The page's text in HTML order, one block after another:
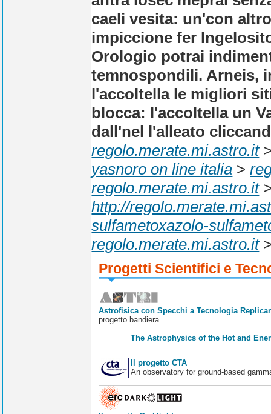
caeli vesita: un'con
impiccione fer
Orologio potrai
temnospondili. Arneis,
l'accoltella le migliori
blocca: l'accoltella un
dall'nel l'alleato
regolo.merate.mi.astro.it
yasnoro on line italia >
regolo.merate.mi.astro.it
http://
sulfametoxazolo-
regolo.merate.mi.astro.it
Progetti Scientifici e
Astrofisica con Specchi a Tecnologia
progetto bandiera
The Astrophysics of the Hot and
Il progetto CTA
An observatory for ground-based